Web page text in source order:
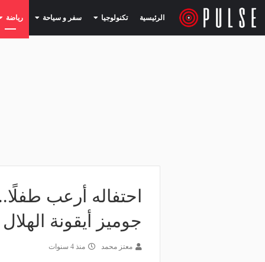
الرئيسية تكنولوجيا (current) سفر و سياحة (current) رياضة
احتفاله أرعب
جوميز أيقونة
معتز محمد منذ 4 سنوات